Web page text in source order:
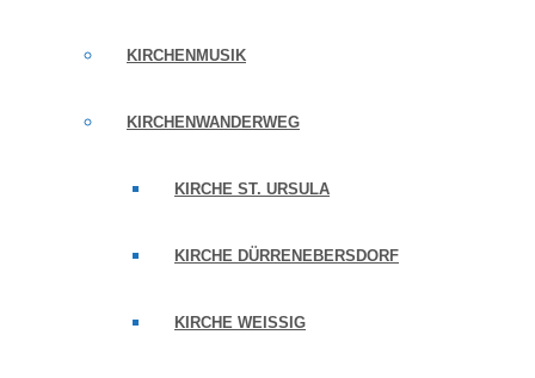
KIRCHENMUSIK
KIRCHENWANDERWEG
KIRCHE ST. URSULA
KIRCHE DÜRRENEBERSDORF
KIRCHE WEISSIG